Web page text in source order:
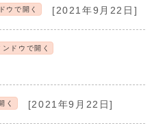
ウで開く [2021年9月22日]
ンドウで開く
く [2021年9月22日]